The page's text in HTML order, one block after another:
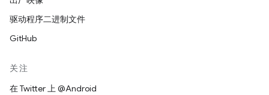
驱动程序二进制文件
GitHub
关注
在 Twitter 上 @Android